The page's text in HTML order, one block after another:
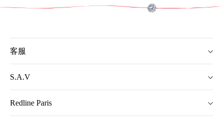
客服
S.A.V
Redline Paris